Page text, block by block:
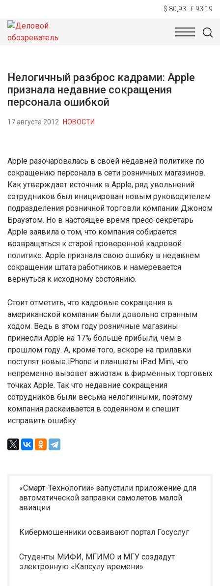
$ 80,93 € 93,19
НОВОСТИ
Нелогичный разброс кадрами: Apple
признала недавние сокращения
персонала ошибкой
17 августа 2012 НОВОСТИ
Apple разочаровалась в своей недавней политике по
сокращению персонала в сети розничных магазинов.
Как утверждает источник в Apple, ряд увольнений
сотрудников был инициирован новым руководителем
подразделения розничной торговли компании Джоном
Брауэтом. Но в настоящее время пресс-секретарь
Apple заявила о том, что компания собирается
возвращаться к старой проверенной кадровой
политике. Apple признала свою ошибку в недавнем
сокращении штата работников и намеревается
вернуться к исходному состоянию.
Стоит отметить, что кадровые сокращения в
американской компании были довольно странным
ходом. Ведь в этом году розничные магазины
принесли Apple на 17% больше прибыли, чем в
прошлом году. А, кроме того, вскоре на прилавки
поступят новые iPhone и планшеты iPad Mini, что
непременно вызовет ажиотаж в фирменных торговых
точках Apple. Так что недавние сокращения
сотрудников были весьма нелогичными, поэтому
компания раскаивается в содеянном и спешит
исправить ошибку.
«Смарт-Технологии» запустили приложение для
автоматической заправки самолетов малой
авиации
Кибермошенники осваивают портал Госуслуг
Студенты МИФИ, МГИМО и МГУ создадут
электронную «Капсулу времени»